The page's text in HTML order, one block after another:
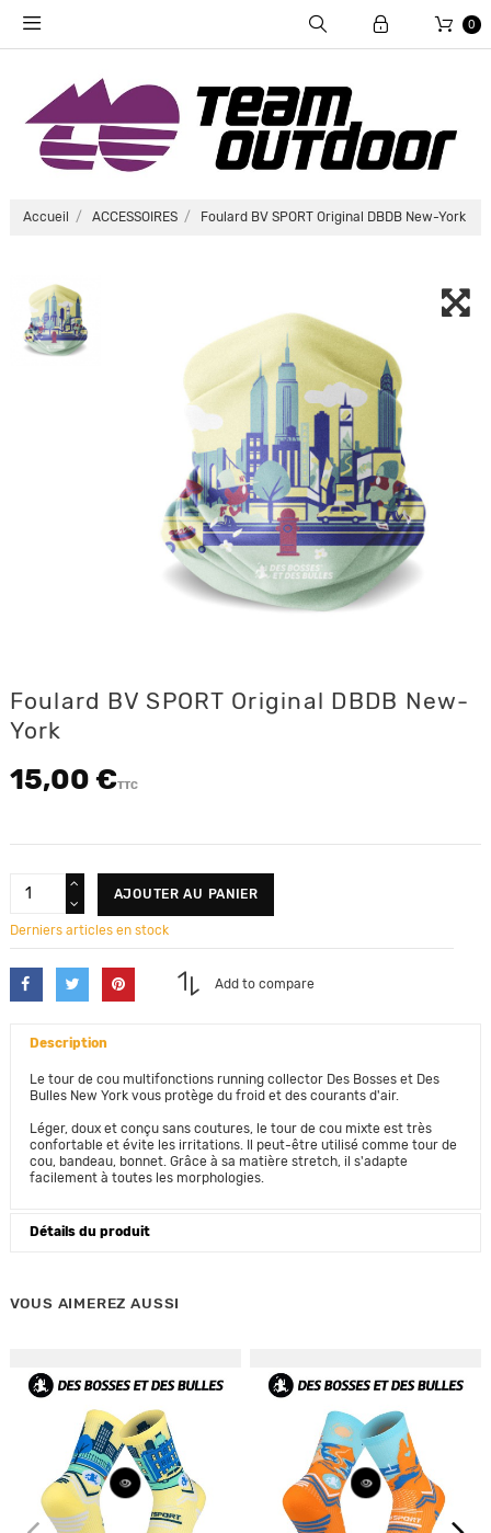
0
Accueil ACCESSOIRES Foulard BV SPORT Original DBDB New-York
Foulard BV SPORT Original DBDB New-
York
15,00 €TTC
AJOUTER AU PANIER
Derniers articles en stock
Add to compare
Description
Le tour de cou multifonctions running collector Des Bosses et Des
Bulles New York vous protège du froid et des courants d'air.
Léger, doux et conçu sans coutures, le tour de cou mixte est très
confortable et évite les irritations. Il peut-être utilisé comme tour de
cou, bandeau, bonnet. Grâce à sa matière stretch, il s'adapte
facilement à toutes les morphologies.
Détails du produit
VOUS AIMEREZ AUSSI